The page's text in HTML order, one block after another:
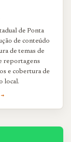
de Ponta
de conteúdo
de temas de
reportagens
e cobertura de
local.